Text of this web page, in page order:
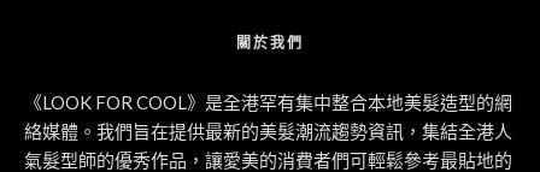
關於我們
《LOOK FOR COOL》是全港罕有集中整合本地美髮造型的網
絡媒體。我們旨在提供最新的美髮潮流趨勢資訊，集結全港人
氣髮型師的優秀作品，讓愛美的消費者們可輕鬆參考最貼地的